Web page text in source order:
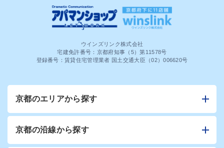
ウインズリンク株式会社
宅建免許番号：京都府知事（5）第11578号
登録番号：賃貸住宅管理業者 国土交通大臣（02）006620号
京都のエリアから探す
京都の沿線から探す